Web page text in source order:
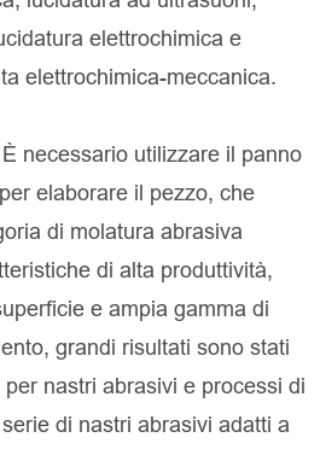
elettrochimica e
elettrochimica-meccanica.
necessario utilizzare il panno
elaborare il pezzo, che
di molatura abrasiva
di alta produttività,
e ampia gamma di
grandi risultati sono stati
nastri abrasivi e processi di
di nastri abrasivi adatti a